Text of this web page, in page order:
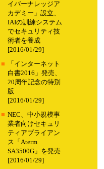
イバーナレッジア
カデミー」設立、
IAIの訓練システム
でセキュリティ技
術者を養成
[2016/01/29]
■
「インターネット
白書2016」発売、
20周年記念の特別
版
[2016/01/29]
■ NEC、中小規模事
業者向けセキュリ
ティアプライアン
ス「Aterm
SA3500G」を発売
[2016/01/29]